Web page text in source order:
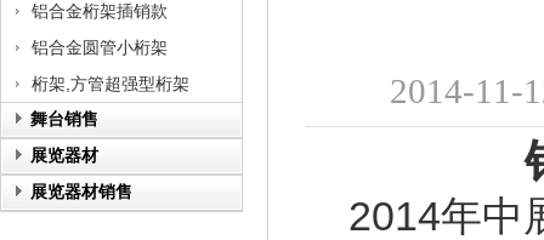
铝合金桁架插销款
铝合金圆管小桁架
桁架,方管超强型桁架
舞台销售
展览器材
展览器材销售
2014-
2014年中